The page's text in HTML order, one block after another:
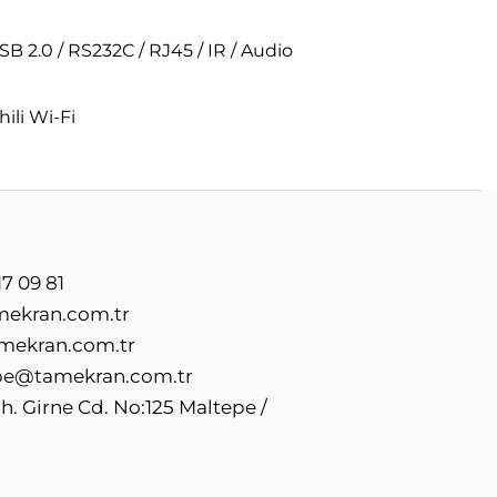
2.0 / RS232C / RJ45 / IR / Audio
Wi-Fi
09 81
Girne Cd. No:125 Maltepe /